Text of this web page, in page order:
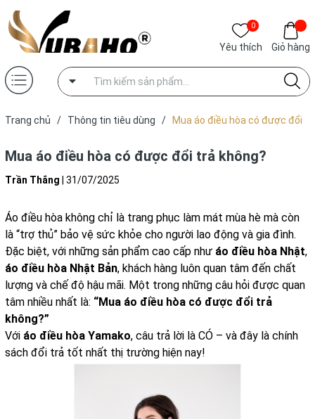
0
Yêu thích Giỏ hàng
Trang chủ / Thông tin tiêu dùng /
Mua áo điều hòa có được đổi
Mua áo điều hòa có được đổi trả không?
Trần Thắng 31/07/2025
Áo điều hòa không chỉ là trang phục làm mát mùa hè mà còn
là “trợ thủ” bảo vệ sức khỏe cho người lao động và gia đình.
Đặc biệt, với những sản phẩm cao cấp như áo điều hòa Nhật,
áo điều hòa Nhật Bản, khách hàng luôn quan tâm đến chất
lượng và chế độ hậu mãi. Một trong những câu hỏi được quan
tâm nhiều nhất là: “Mua áo điều hòa có được đổi trả
không?”
Với áo điều hòa Yamako, câu trả lời là CÓ – và đây là chính
sách đổi trả tốt nhất thị trường hiện nay!